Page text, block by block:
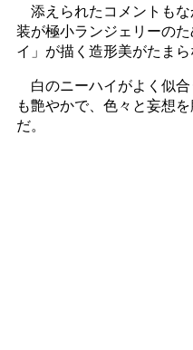
添えられたコメントも
装が極小ランジェリーの
イ」が描く造形美がたまら
白のニーハイがよく似
も艶やかで、色々と妄想
だ。